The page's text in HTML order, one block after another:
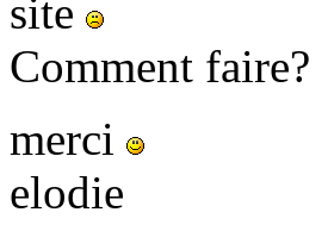
site
Comment faire?
merci
elodie